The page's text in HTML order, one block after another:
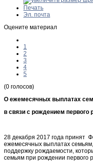
Печать
Эл. почта
Оцените материал
1
2
3
4
5
(0 голосов)
О ежемесячных выплатах
в связи с рождением первого
28 декабря 2017 года принят
ежемесячных выплатах
поддержку рождаемости,
семьям при рождении первого